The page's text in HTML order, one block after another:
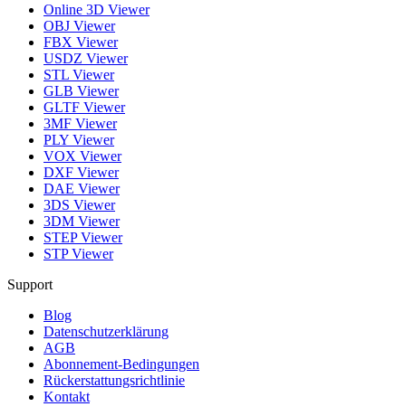
Online 3D Viewer
OBJ Viewer
FBX Viewer
USDZ Viewer
STL Viewer
GLB Viewer
GLTF Viewer
3MF Viewer
PLY Viewer
VOX Viewer
DXF Viewer
DAE Viewer
3DS Viewer
3DM Viewer
STEP Viewer
STP Viewer
Support
Blog
Datenschutzerklärung
AGB
Abonnement-Bedingungen
Rückerstattungsrichtlinie
Kontakt